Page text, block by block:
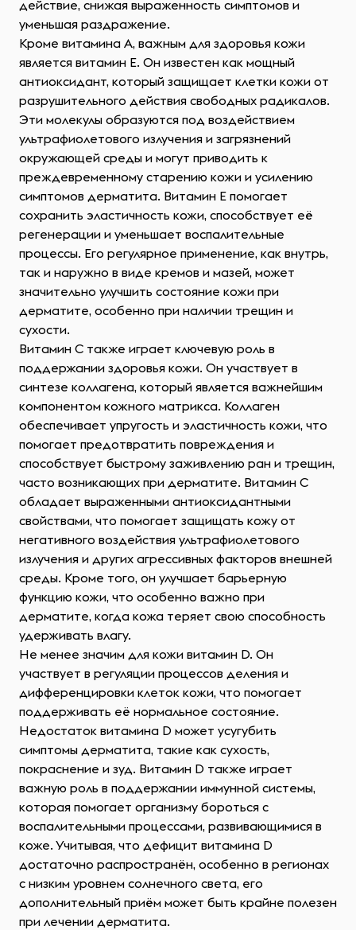
действие, снижая выраженность симптомов и
уменьшая раздражение.
Кроме витамина A, важным для здоровья кожи
является витамин E. Он известен как мощный
антиоксидант, который защищает клетки кожи от
разрушительного действия свободных радикалов.
Эти молекулы образуются под воздействием
ультрафиолетового излучения и загрязнений
окружающей среды и могут приводить к
преждевременному старению кожи и усилению
симптомов дерматита. Витамин E помогает
сохранить эластичность кожи, способствует её
регенерации и уменьшает воспалительные
процессы. Его регулярное применение, как внутрь,
так и наружно в виде кремов и мазей, может
значительно улучшить состояние кожи при
дерматите, особенно при наличии трещин и
сухости.
Витамин C также играет ключевую роль в
поддержании здоровья кожи. Он участвует в
синтезе коллагена, который является важнейшим
компонентом кожного матрикса. Коллаген
обеспечивает упругость и эластичность кожи, что
помогает предотвратить повреждения и
способствует быстрому заживлению ран и трещин,
часто возникающих при дерматите. Витамин C
обладает выраженными антиоксидантными
свойствами, что помогает защищать кожу от
негативного воздействия ультрафиолетового
излучения и других агрессивных факторов внешней
среды. Кроме того, он улучшает барьерную
функцию кожи, что особенно важно при
дерматите, когда кожа теряет свою способность
удерживать влагу.
Не менее значим для кожи витамин D. Он
участвует в регуляции процессов деления и
дифференцировки клеток кожи, что помогает
поддерживать её нормальное состояние.
Недостаток витамина D может усугубить
симптомы дерматита, такие как сухость,
покраснение и зуд. Витамин D также играет
важную роль в поддержании иммунной системы,
которая помогает организму бороться с
воспалительными процессами, развивающимися в
коже. Учитывая, что дефицит витамина D
достаточно распространён, особенно в регионах
с низким уровнем солнечного света, его
дополнительный приём может быть крайне полезен
при лечении дерматита.